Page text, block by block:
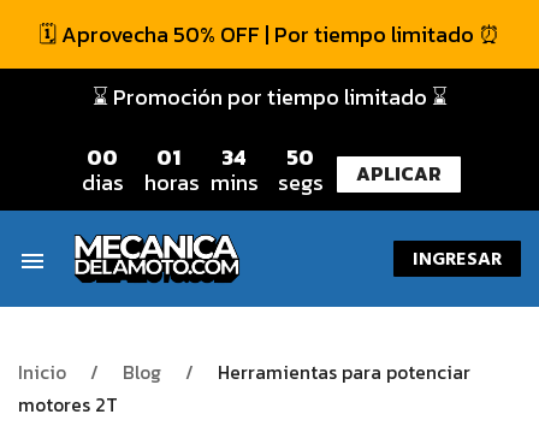
🗓️ Aprovecha 50% OFF | Por tiempo limitado ⏰
⌛ Promoción por tiempo limitado ⌛
00
dias
01
horas
34
mins
49
segs APLICAR
menu INGRESAR
Inicio Blog
Herramientas para potenciar
motores 2T